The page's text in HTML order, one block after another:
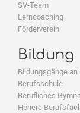
SV-Team
Lerncoaching
Förderverein
Bildung
Bildungsgänge an
Berufsschule
Berufliches
Höhere